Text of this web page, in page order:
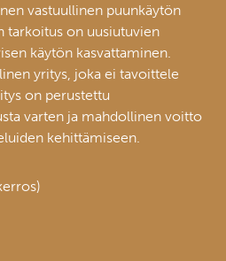
vastuullinen puunkäytön
tarkoitus on uusiutuvien
käytön kasvattaminen.
yritys, joka ei tavoittele
on perustettu
varten ja mahdollinen voitto
kehittämiseen.